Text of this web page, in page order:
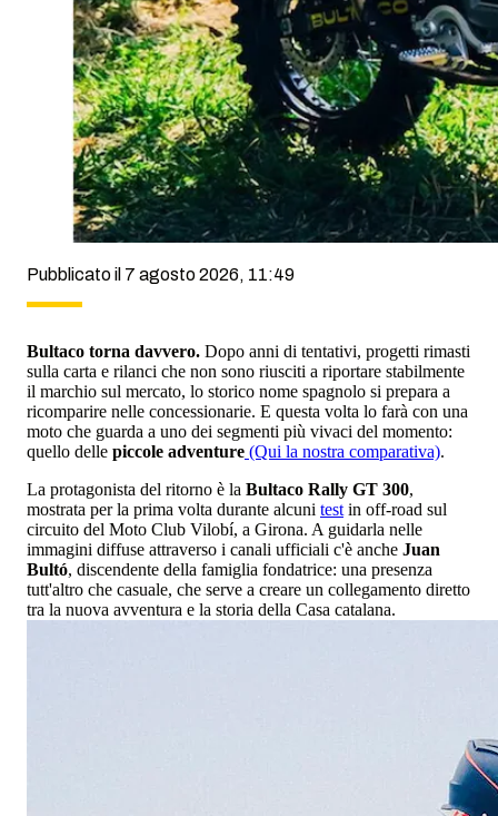
Pubblicato il 7 agosto 2026, 11:49
Bultaco torna davvero. Dopo anni di tentativi, progetti rimasti
sulla carta e rilanci che non sono riusciti a riportare stabilmente
il marchio sul mercato, lo storico nome spagnolo si prepara a
ricomparire nelle concessionarie. E questa volta lo farà con una
moto che guarda a uno dei segmenti più vivaci del momento:
quello delle piccole adventure (Qui la nostra comparativa).
La protagonista del ritorno è la Bultaco Rally GT 300,
mostrata per la prima volta durante alcuni test in off-road sul
circuito del Moto Club Vilobí, a Girona. A guidarla nelle
immagini diffuse attraverso i canali ufficiali c'è anche Juan
Bultó, discendente della famiglia fondatrice: una presenza
tutt'altro che casuale, che serve a creare un collegamento diretto
tra la nuova avventura e la storia della Casa catalana.